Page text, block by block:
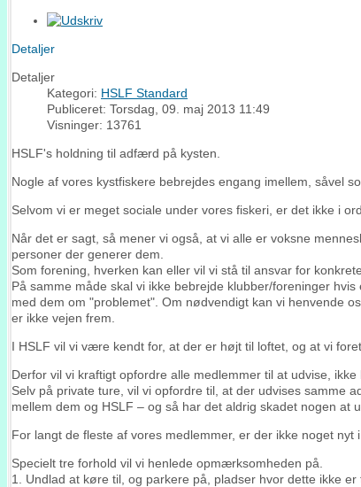
Detaljer
Detaljer
Kategori: HSLF Standard
Publiceret: Torsdag, 09. maj 2013 11:49
Visninger: 13761
HSLF's holdning til adfærd på kysten.
Nogle af vores kystfiskere bebrejdes engang imellem, såvel
Selvom vi er meget sociale under vores fiskeri, er det ikke i
Når det er sagt, så mener vi også, at vi alle er voksne
personer der generer dem.
Som forening, hverken kan eller vil vi stå til ansvar for
På samme måde skal vi ikke bebrejde klubber/foreninger
med dem om "problemet". Om nødvendigt kan vi henvende
er ikke vejen frem.
I HSLF vil vi være kendt for, at der er højt til loftet, og at vi
Derfor vil vi kraftigt opfordre alle medlemmer til at udvise,
Selv på private ture, vil vi opfordre til, at der udvises samme
mellem dem og HSLF – og så har det aldrig skadet nogen at
For langt de fleste af vores medlemmer, er der ikke noget
Specielt tre forhold vil vi henlede opmærksomheden på.
1. Undlad at køre til, og parkere på, pladser hvor dette ikke